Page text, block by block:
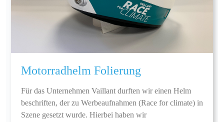
Motorradhelm Folierung
Für das Unternehmen Vaillant durften wir einen Helm
beschriften, der zu Werbeaufnahmen (Race for climate) in
Szene gesetzt wurde. Hierbei haben wir